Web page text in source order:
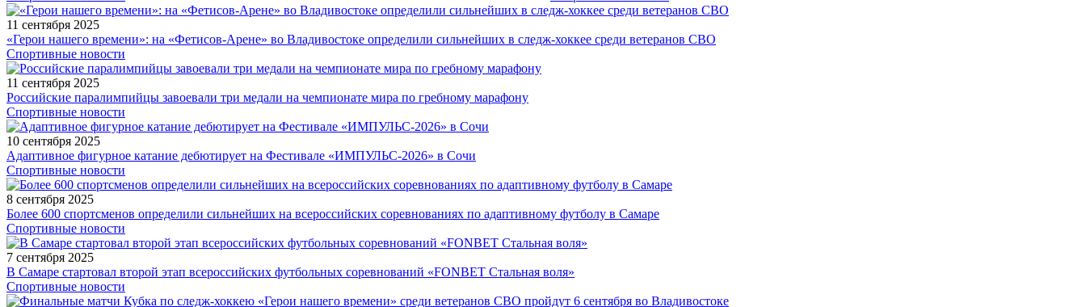
11 сентября 2025
«Герои нашего времени»: на «Фетисов-Арене» во Владивостоке определили сильнейших в следж-хоккее среди ветеранов СВО
Спортивные новости
11 сентября 2025
Российские паралимпийцы завоевали три медали на чемпионате мира по гребному марафону
Спортивные новости
10 сентября 2025
Адаптивное фигурное катание дебютирует на Фестивале «ИМПУЛЬС-2026» в Сочи
Спортивные новости
8 сентября 2025
Более 600 спортсменов определили сильнейших на всероссийских соревнованиях по адаптивному футболу в Самаре
Спортивные новости
7 сентября 2025
В Самаре стартовал второй этап всероссийских футбольных соревнований «FONBET Стальная воля»
Спортивные новости